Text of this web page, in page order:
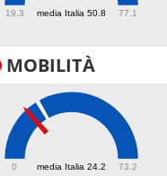
media Italia 50.8
19.3 77.1
MOBILITÀ
media Italia 24.2
0 73.2